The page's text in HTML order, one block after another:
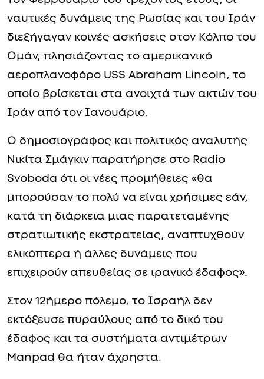
ναυτικές δυνάμεις της Ρωσίας και του Ιράν
διεξήγαγαν κοινές ασκήσεις στον Κόλπο του
Ομάν, πλησιάζοντας το αμερικανικό
αεροπλανοφόρο USS Abraham Lincoln, το
οποίο βρίσκεται στα ανοιχτά των ακτών του
Ιράν από τον Ιανουάριο.
Ο δημοσιογράφος και πολιτικός αναλυτής
Νικίτα Σμάγκιν παρατήρησε στο Radio
Svoboda ότι οι νέες προμήθειες «θα
μπορούσαν το πολύ να είναι χρήσιμες εάν,
κατά τη διάρκεια μιας παρατεταμένης
στρατιωτικής εκστρατείας, αναπτυχθούν
ελικόπτερα ή άλλες δυνάμεις που
επιχειρούν απευθείας σε ιρανικό έδαφος».
Στον 12ήμερο πόλεμο, το Ισραήλ δεν
εκτόξευσε πυραύλους από το δικό του
έδαφος και τα συστήματα αντιμέτρων
Manpad θα ήταν άχρηστα.